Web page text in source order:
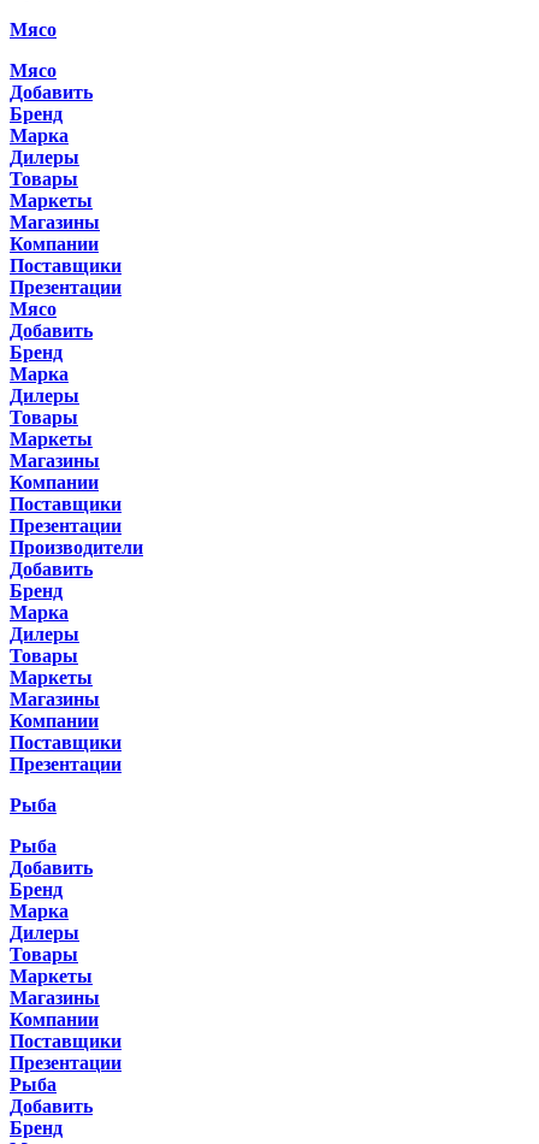
Мясо
Мясо
Добавить
Бренд
Марка
Дилеры
Товары
Маркеты
Магазины
Компании
Поставщики
Презентации
Мясо
Добавить
Бренд
Марка
Дилеры
Товары
Маркеты
Магазины
Компании
Поставщики
Презентации
Производители
Добавить
Бренд
Марка
Дилеры
Товары
Маркеты
Магазины
Компании
Поставщики
Презентации
Рыба
Рыба
Добавить
Бренд
Марка
Дилеры
Товары
Маркеты
Магазины
Компании
Поставщики
Презентации
Рыба
Добавить
Бренд